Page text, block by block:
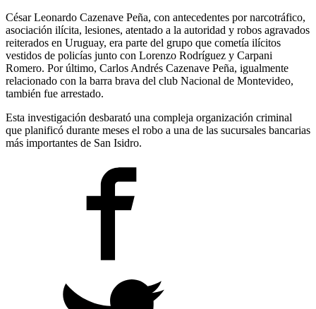
César Leonardo Cazenave Peña, con antecedentes por narcotráfico,
asociación ilícita, lesiones, atentado a la autoridad y robos agravados
reiterados en Uruguay, era parte del grupo que cometía ilícitos
vestidos de policías junto con Lorenzo Rodríguez y Carpani
Romero. Por último, Carlos Andrés Cazenave Peña, igualmente
relacionado con la barra brava del club Nacional de Montevideo,
también fue arrestado.
Esta investigación desbarató una compleja organización criminal
que planificó durante meses el robo a una de las sucursales bancarias
más importantes de San Isidro.